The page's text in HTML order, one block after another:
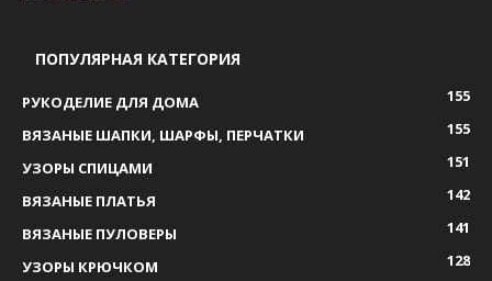
ПОПУЛЯРНАЯ КАТЕГОРИЯ
РУКОДЕЛИЕ ДЛЯ ДОМА
155
ВЯЗАНЫЕ ШАПКИ, ШАРФЫ, ПЕРЧАТКИ
155
УЗОРЫ СПИЦАМИ
151
ВЯЗАНЫЕ ПЛАТЬЯ
142
ВЯЗАНЫЕ ПУЛОВЕРЫ
141
УЗОРЫ КРЮЧКОМ
128